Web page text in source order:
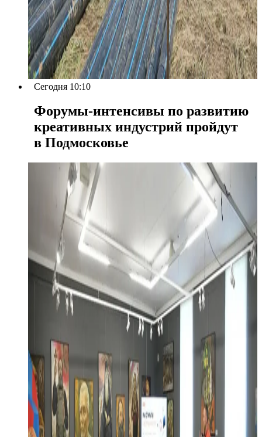
Сегодня 10:10
Форумы-интенсивы по развитию
креативных индустрий пройдут
в Подмосковье